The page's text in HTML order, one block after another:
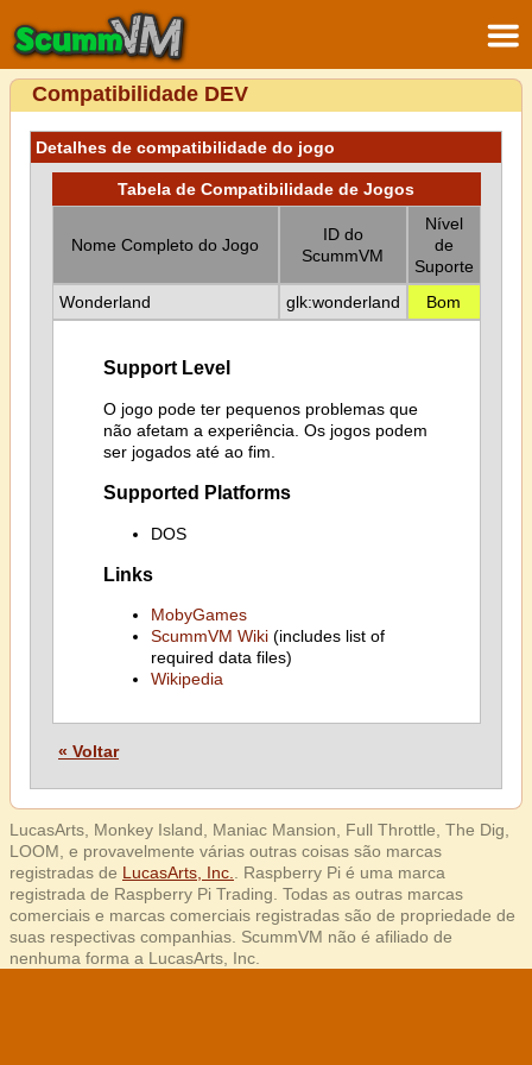
Compatibilidade DEV
Detalhes de compatibilidade do jogo
Tabela de Compatibilidade de Jogos
Nome Completo do Jogo
ID do
ScummVM
Nível
de
Suporte
Wonderland
glk:wonderland Bom
Support Level
O jogo pode ter pequenos problemas que
não afetam a experiência. Os jogos podem
ser jogados até ao fim.
Supported Platforms
DOS
Links
MobyGames
ScummVM Wiki(includes list of
required data files)
Wikipedia
« Voltar
LucasArts, Monkey Island, Maniac Mansion, Full Throttle, The Dig,
LOOM, e provavelmente várias outras coisas são marcas
registradas de LucasArts, Inc.
. Raspberry Pi é uma marca
registrada de Raspberry Pi Trading. Todas as outras marcas
comerciais e marcas comerciais registradas são de propriedade de
suas respectivas companhias. ScummVM não é afiliado de
nenhuma forma a LucasArts, Inc.